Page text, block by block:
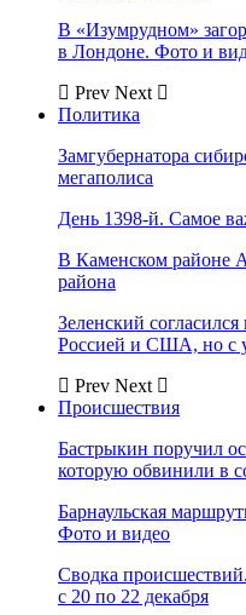
В «Изумрудном»
в Лондоне. Фото и
Prev Next
Политика
Замгубернатора
мегаполиса
День 1398-й. Самое
В Каменском районе
района
Зеленский
Россией и США, но с
Prev Next
Происшествия
Бастрыкин поручил
которую обвинили в
Барнаульская
Фото и видео
Сводка
с 20 по 22 декабря